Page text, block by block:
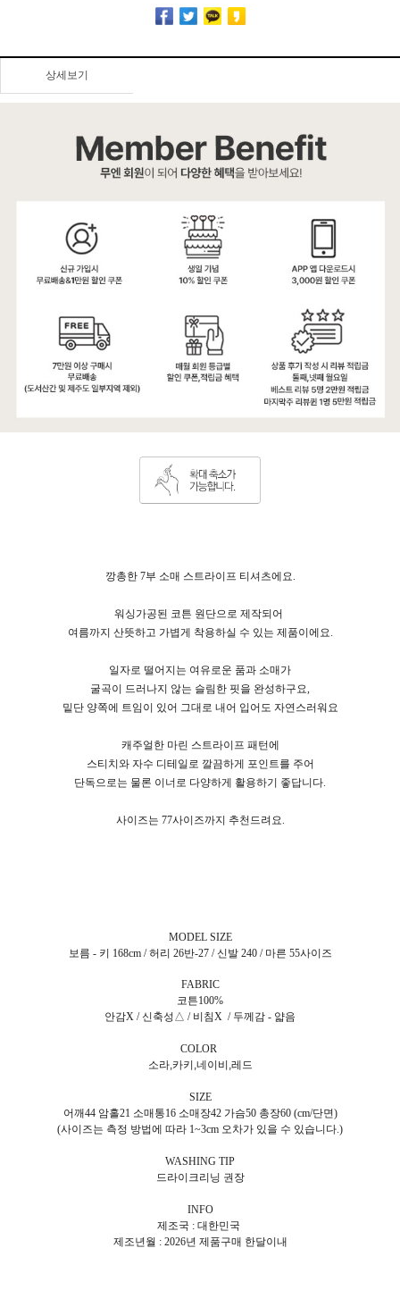
상세보기
깡총한 7부 소매 스트라이프 티셔츠에요.
워싱가공된 코튼 원단으로 제작되어
여름까지 산뜻하고 가볍게 착용하실 수 있는 제품이에요.
일자로 떨어지는 여유로운 품과 소매가
굴곡이 드러나지 않는 슬림한 핏을 완성하구요,
밑단 양쪽에 트임이 있어 그대로 내어 입어도 자연스러워요
캐주얼한 마린 스트라이프 패턴에
스티치와 자수 디테일로 깔끔하게 포인트를 주어
단독으로는 물론 이너로 다양하게 활용하기 좋답니다.
사이즈는 77사이즈까지 추천드려요.
MODEL SIZE
보름 - 키 168cm / 허리 26반-27 / 신발 240 / 마른 55사이즈
FABRIC
코튼100%
안감X / 신축성△ / 비침X / 두께감 - 얇음
COLOR
소라,카키,네이비,레드
SIZE
어깨44 암홀21 소매통16 소매장42 가슴50 총장60 (cm/단면)
(사이즈는 측정 방법에 따라 1~3cm 오차가 있을 수 있습니다.)
WASHING TIP
드라이크리닝 권장
INFO
제조국 : 대한민국
제조년월 : 2026년 제품구매 한달이내